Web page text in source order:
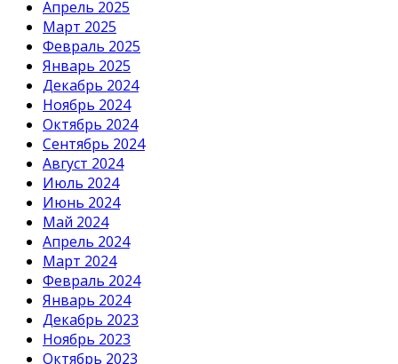
Апрель 2025
Март 2025
Февраль 2025
Январь 2025
Декабрь 2024
Ноябрь 2024
Октябрь 2024
Сентябрь 2024
Август 2024
Июль 2024
Июнь 2024
Май 2024
Апрель 2024
Март 2024
Февраль 2024
Январь 2024
Декабрь 2023
Ноябрь 2023
Октябрь 2023